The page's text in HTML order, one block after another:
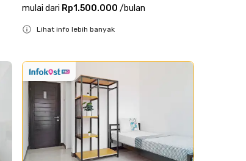
mulai dari Rp1.500.000 /bulan
Lihat info lebih banyak